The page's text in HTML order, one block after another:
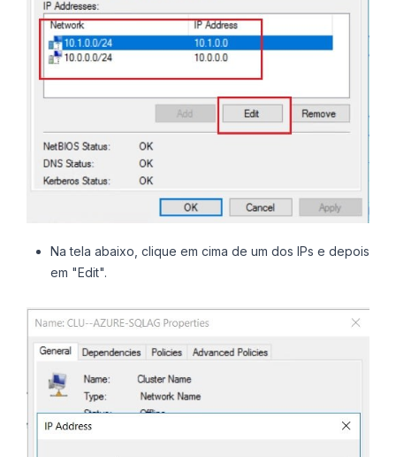
Na tela abaixo, clique em cima de um dos IPs e depois
em "Edit".